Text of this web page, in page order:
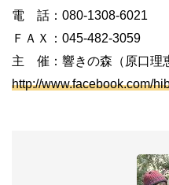
電 話： 080-1308-6021
ＦＡＸ： 045-482-3059
主 催：響きの森（原口理
http://www.facebook.com/